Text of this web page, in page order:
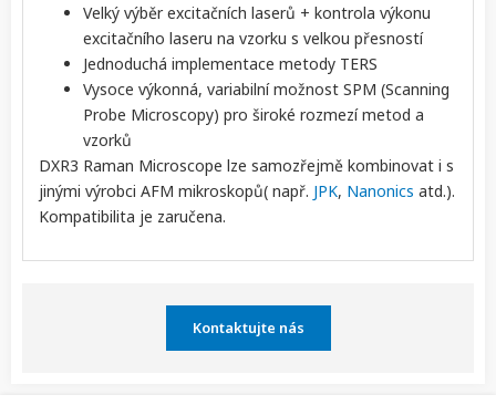
Velký výběr excitačních laserů + kontrola výkonu
excitačního laseru na vzorku s velkou přesností
Jednoduchá implementace metody TERS
Vysoce výkonná, variabilní možnost SPM (Scanning
Probe Microscopy) pro široké rozmezí metod a
vzorků
DXR3 Raman Microscope lze samozřejmě kombinovat i s
jinými výrobci AFM mikroskopů( např. JPK, Nanonics atd.).
Kompatibilita je zaručena.
Kontaktujte nás